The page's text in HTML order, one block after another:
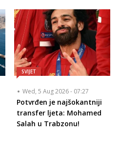
SVIJET
Wed, 5 Aug 2026 - 07:27
Potvrđen je najšokantniji
transfer ljeta: Mohamed
Salah u Trabzonu!